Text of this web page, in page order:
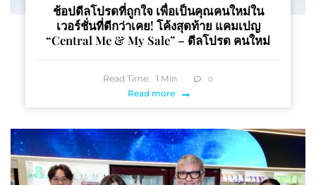
ช้อปดีลโปรดที่ถูกใจ เพื่อเป็นคุณคนใหม่ใน
เวอร์ชั่นที่ดีกว่าเคย! โค้งสุดท้าย แคมเปญ
“Central Me & My Sale” – ดีลโปรด คนใหม่
Read Time: 1 Min 0
Read more